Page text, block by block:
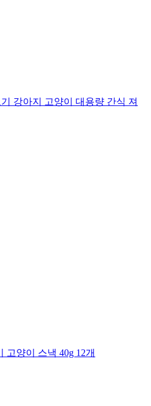
강아지 고양이 대용량 간식 져
고양이 스낵 40g 12개